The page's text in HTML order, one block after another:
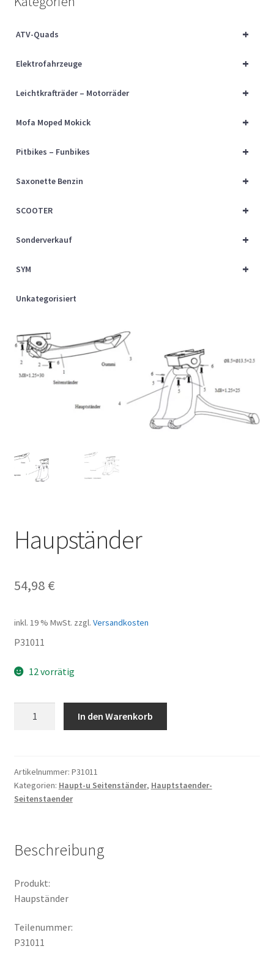
Über uns
+
ATV-Quads
+
Elektrofahrzeuge
+
Leichtkrafträder – Motorräder
+
Mofa Moped Mokick
+
Pitbikes – Funbikes
+
Saxonette Benzin
+
SCOOTER
+
Sonderverkauf
+
SYM
Unkategorisiert
Haupständer
54,98 €
inkl. 19 % MwSt. zzgl. Versandkosten
P31011
12 vorrätig
In den Warenkorb
Artikelnummer: P31011
Kategorien: Haupt-u Seitenständer, Hauptstaender-
Seitenstaender
Beschreibung
Produkt:
Haupständer
Teilenummer:
P31011